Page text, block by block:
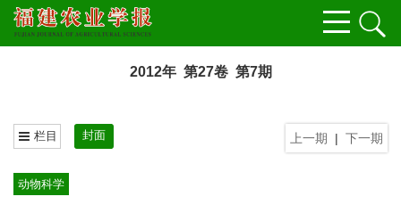
2012年 第27卷 第7期
上一期 | 下一期
栏目 封面
动物科学